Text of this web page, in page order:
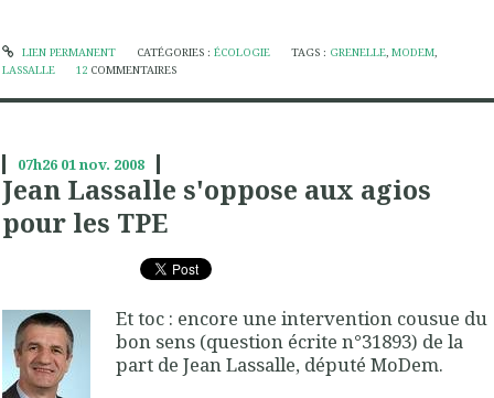
LIEN PERMANENT CATÉGORIES : ÉCOLOGIE TAGS : GRENELLE,MODEM,
LASSALLE
12 COMMENTAIRES
07h26 01nov. 2008
Jean Lassalle s'oppose aux agios
pour les TPE
Et toc : encore une intervention cousue du
bon sens (question écrite n°31893) de la
part de Jean Lassalle, député MoDem.